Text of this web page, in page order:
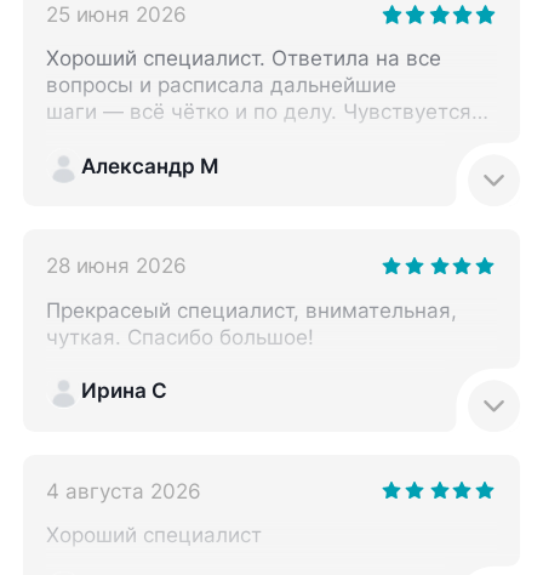
25 июня 2026
Хороший специалист. Ответила на все
вопросы и расписала дальнейшие
шаги — всё чётко и по делу. Чувствуется
помочь.
Александр М
28 июня 2026
Прекрасеый специалист, внимательная,
чуткая. Спасибо большое!
Ирина С
4 августа 2026
Хороший специалист